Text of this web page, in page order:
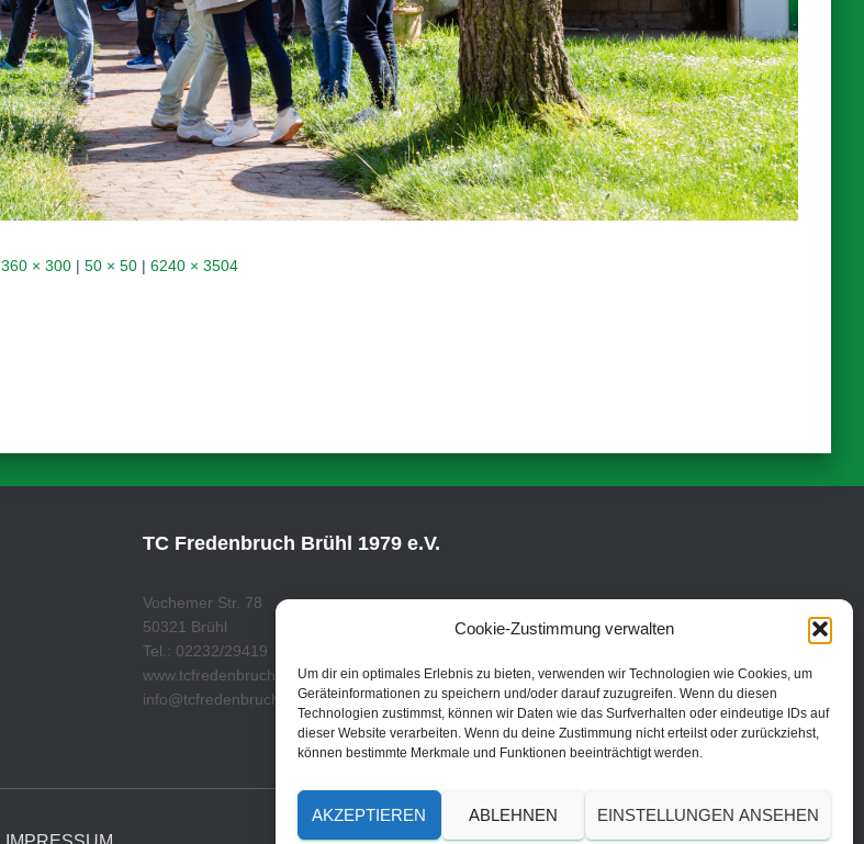
Cookie-Zustimmung verwalten
Um dir ein optimales Erlebnis zu bieten, verwenden wir Technologien wie Cookies, um
Geräteinformationen zu speichern und/oder darauf zuzugreifen. Wenn du diesen
Technologien zustimmst, können wir Daten wie das Surfverhalten oder eindeutige IDs auf
dieser Website verarbeiten. Wenn du deine Zustimmung nicht erteilst oder zurückziehst,
können bestimmte Merkmale und Funktionen beeinträchtigt werden.
AKZEPTIEREN ABLEHNEN EINSTELLUNGEN ANSEHEN
360 × 300 | 50 × 50 | 6240 × 3504
TC Fredenbruch Brühl 1979 e.V.
Vochemer Str. 78
50321 Brühl
Tel.: 02232/29419
www.tcfredenbruch.de
info@tcfredenbruch.de
© 2019 | TC Fredenbruch Brühl 1979 e.V.